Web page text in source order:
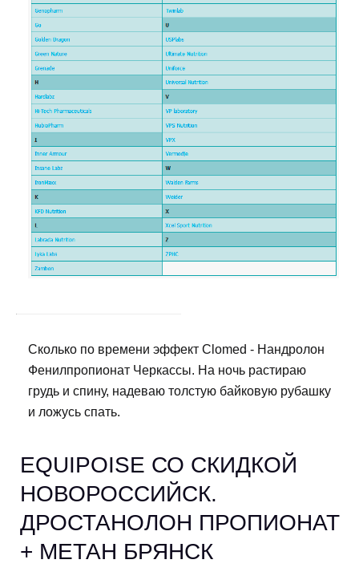
Сколько по времени эффект Clomed - Нандролон
Фенилпропионат Черкассы. На ночь растираю
грудь и спину, надеваю толстую байковую рубашку
и ложусь спать.
EQUIPOISE СО СКИДКОЙ
НОВОРОССИЙСК.
ДРОСТАНОЛОН ПРОПИОНАТ
+ МЕТАН БРЯНСК